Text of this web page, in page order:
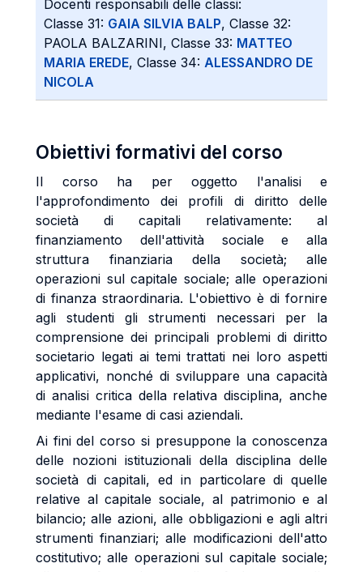
Docenti responsabili delle classi:
Classe 31: GAIA SILVIA BALP, Classe 32:
PAOLA BALZARINI, Classe 33: MATTEO
MARIA EREDE, Classe 34: ALESSANDRO DE
NICOLA
Obiettivi formativi del corso
Il corso ha per oggetto l'analisi e
l'approfondimento dei profili di diritto delle
società di capitali relativamente: al
finanziamento dell'attività sociale e alla
struttura finanziaria della società; alle
operazioni sul capitale sociale; alle operazioni
di finanza straordinaria. L'obiettivo è di fornire
agli studenti gli strumenti necessari per la
comprensione dei principali problemi di diritto
societario legati ai temi trattati nei loro aspetti
applicativi, nonché di sviluppare una capacità
di analisi critica della relativa disciplina, anche
mediante l'esame di casi aziendali.
Ai fini del corso si presuppone la conoscenza
delle nozioni istituzionali della disciplina delle
società di capitali, ed in particolare di quelle
relative al capitale sociale, al patrimonio e al
bilancio; alle azioni, alle obbligazioni e agli altri
strumenti finanziari; alle modificazioni dell'atto
costitutivo; alle operazioni sul capitale sociale;